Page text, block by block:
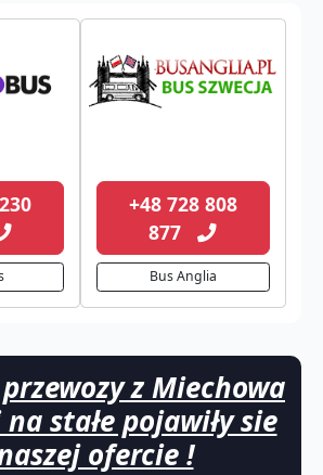
+48 728 808
877
Bus Anglia
z Miechowa
stałe pojawiły sie
ofercie !